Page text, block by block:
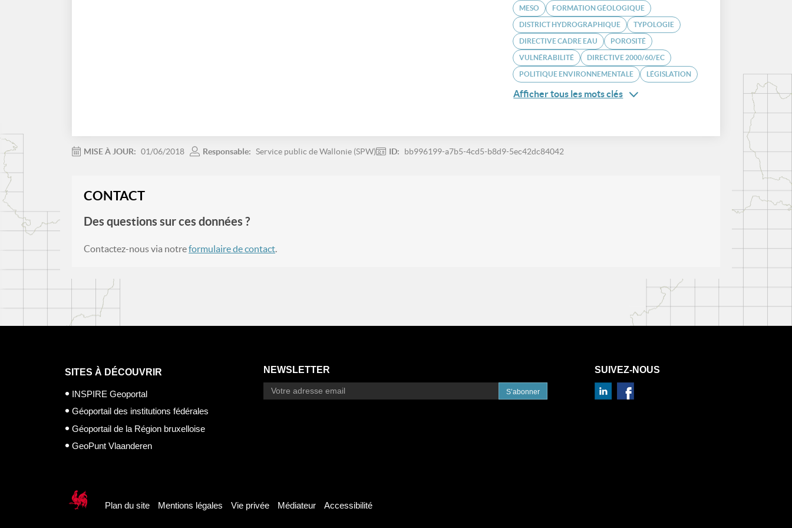
MESO FORMATION GÉOLOGIQUE
DISTRICT HYDROGRAPHIQUE TYPOLOGIE
DIRECTIVE CADRE EAU POROSITÉ
VULNÉRABILITÉ DIRECTIVE 2000/60/EC
POLITIQUE ENVIRONNEMENTALE LÉGISLATION
Afficher tous les mots clés
MISE À JOUR: 01/06/2018 Responsable: Service public de Wallonie (SPW) ID: bb996199-a7b5-4cd5-b8d9-5ec42dc84042
CONTACT
Des questions sur ces données ?
Contactez-nous via notreformulaire de contact.
SITES À DÉCOUVRIR
INSPIRE Geoportal
Géoportail des institutions fédérales
Géoportail de la Région bruxelloise
GeoPunt Vlaanderen
NEWSLETTER
S’abonner
SUIVEZ-NOUS
Plan du site Mentions légales Vie privée Médiateur Accessibilité